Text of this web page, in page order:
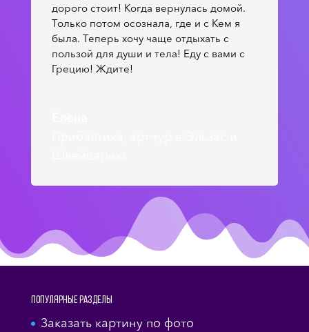
дорого стоит! Когда вернулась домой.
Только потом осознала, где и с Кем я
была. Теперь хочу чаще отдыхать с
пользой для души и тела! Еду с вами с
Грецию! Ждите!
Популярные разделы
Заказать картину по фото